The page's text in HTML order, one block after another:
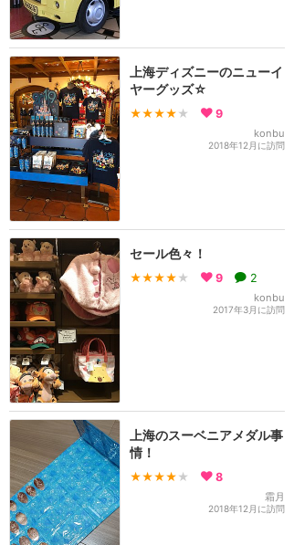
上海ディズニーのニューイ
ヤーグッズ☆
★★★★ ★ 9
konbu
2018年12月に訪問
セール色々！
★★★★ ★ 9 2
konbu
2017年3月に訪問
上海のスーベニアメダル事
情！
★★★★ ★ 8
霜月
2018年12月に訪問